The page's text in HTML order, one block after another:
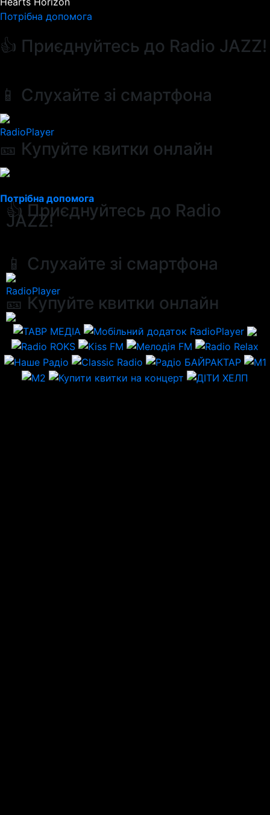
Потрібна допомога
👍 Приєднуйтесь до Radio JAZZ!
📱 Слухайте зі смартфона
RadioPlayer
🎫 Купуйте квитки онлайн
Потрібна допомога
👍 Приєднуйтесь до Radio
JAZZ!
📱 Слухайте зі смартфона
RadioPlayer
🎫 Купуйте квитки онлайн